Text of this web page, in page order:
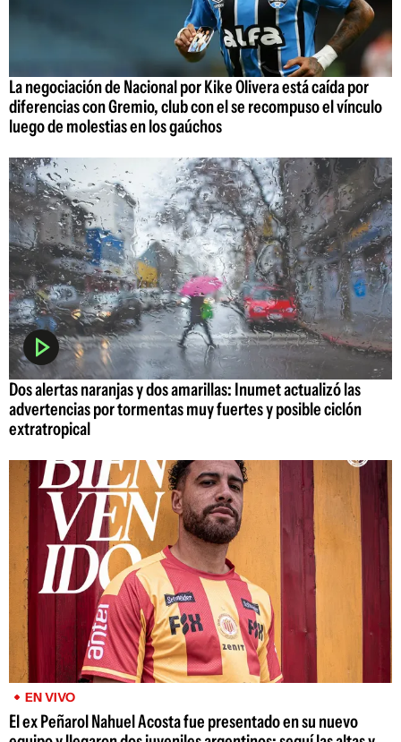
La negociación de Nacional por Kike Olivera está caída por
diferencias con Gremio, club con el se recompuso el vínculo
luego de molestias en los gaúchos
Dos alertas naranjas y dos amarillas: Inumet actualizó las
advertencias por tormentas muy fuertes y posible ciclón
extratropical
EN VIVO
El ex Peñarol Nahuel Acosta fue presentado en su nuevo